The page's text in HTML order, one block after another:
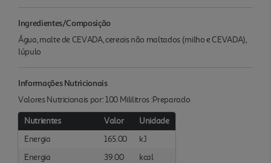
Ingredientes/Composição
Água, malte de CEVADA, cereais não maltados (milho e CEVADA),
lúpulo
Informações Nutricionais
Valores Nutricionais por: 100 Mililitros :Preparado
Nutrientes Valor
Unidade
Energia
165.00
kJ
Energia
39.00
kcal